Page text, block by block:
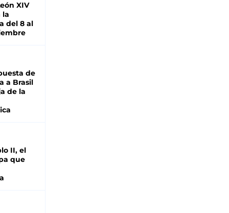
XIV
la
del 8 al
de
a Brasil
de la
II, el
que